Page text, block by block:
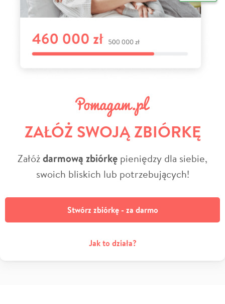
ZAŁÓŻ SWOJĄ ZBIÓRKĘ
Załóżdarmową zbiórkę pieniędzy dla siebie,
swoich bliskich lub potrzebujących!
Stwórz zbiórkę - za darmo
Jak to działa?